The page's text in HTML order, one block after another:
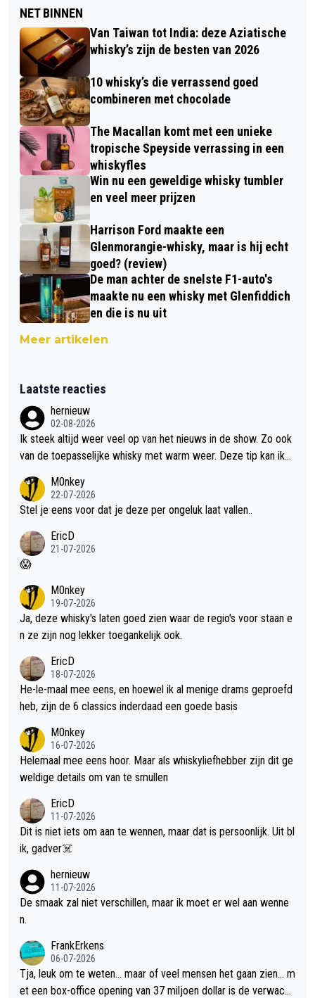
NET BINNEN
Van Taiwan tot India: deze Aziatische
whisky’s zijn de besten van 2026
10 whisky’s die verrassend goed
combineren met chocolade
The Macallan komt met een unieke
tropische Speyside verrassing in een
whiskyfles
Win nu een geweldige whisky tumbler
en veel meer prijzen
Harrison Ford maakte een
Glenmorangie-whisky, maar is hij echt
goed? (review)
De man achter de snelste F1-auto's
maakte nu een whisky met Glenfiddich
en die is nu uit
Meer artikelen
Laatste reacties
hernieuw
02-08-2026
Ik steek altijd weer veel op van het nieuws in de show. Zo ook
van de toepasselijke whisky met warm weer. Deze tip kan ik
M0nkey
22-07-2026
Stel je eens voor dat je deze per ongeluk laat vallen..
EricD
21-07-2026
😱
M0nkey
19-07-2026
Ja, deze whisky's laten goed zien waar de regio's voor staan e
n ze zijn nog lekker toegankelijk ook.
EricD
18-07-2026
He-le-maal mee eens, en hoewel ik al menige drams geproefd
heb, zijn de 6 classics inderdaad een goede basis
M0nkey
16-07-2026
Helemaal mee eens hoor. Maar als whiskyliefhebber zijn dit ge
weldige details om van te smullen
EricD
11-07-2026
Dit is niet iets om aan te wennen, maar dat is persoonlijk. Uit bl
ik, gadver☠️
hernieuw
11-07-2026
De smaak zal niet verschillen, maar ik moet er wel aan wenne
n.
FrankErkens
06-07-2026
Tja, leuk om te weten... maar of veel mensen het gaan zien... m
et een box-office opening van 37 miljoen dollar is de verwacht